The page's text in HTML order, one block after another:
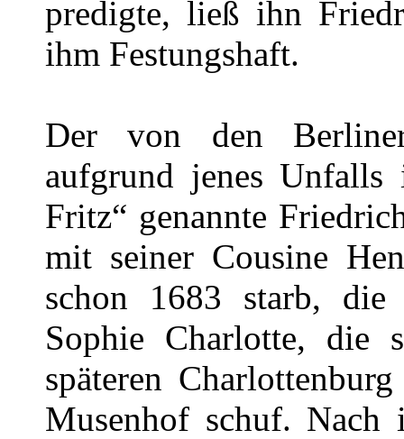
predigte, ließ ihn
ihm Festungshaft.
Der von den
aufgrund jenes Unfalls
Fritz“ genannte
mit seiner Cousine
schon 1683 starb, die
Sophie Charlotte, die
späteren
Musenhof schuf.